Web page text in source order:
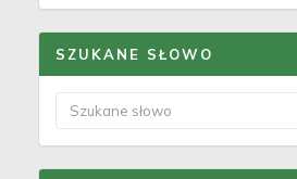
SZUKANE SŁOWO